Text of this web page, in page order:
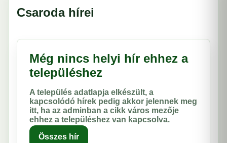
Csaroda hírei
Még nincs helyi hír ehhez a
településhez
A település adatlapja elkészült, a
kapcsolódó hírek pedig akkor jelennek meg
itt, ha az adminban a cikk város mezője
ehhez a településhez van kapcsolva.
Összes hír